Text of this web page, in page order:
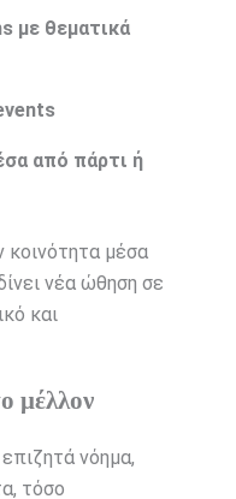
με θεματικά
από πάρτι ή
κοινότητα μέσα
νέα ώθηση σε
και
μέλλον
νόημα,
τόσο